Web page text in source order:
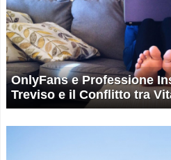
OnlyFans e Professione
Treviso e il Conflitto tra